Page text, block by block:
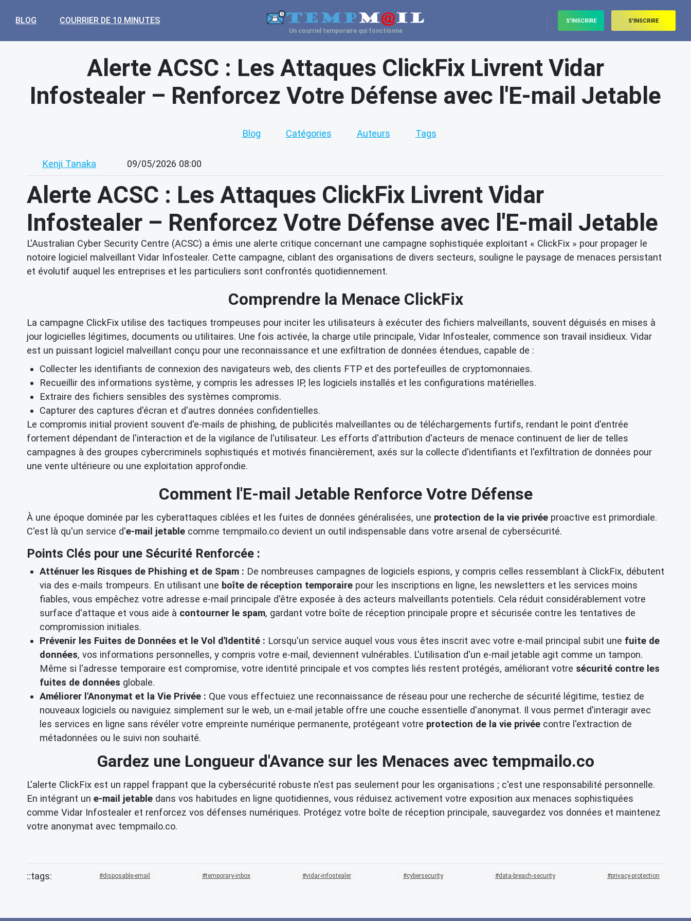
BLOG COURRIER DE 10 MINUTES
Un courriel temporaire qui fonctionne
S'INSCRIRE S'INSCRIRE
Alerte ACSC : Les Attaques ClickFix Livrent Vidar
Infostealer – Renforcez Votre Défense avec l'E-mail Jetable
Blog Catégories Auteurs Tags
Kenji Tanaka 09/05/2026 08:00
Alerte ACSC : Les Attaques ClickFix Livrent Vidar
Infostealer – Renforcez Votre Défense avec l'E-mail Jetable
L'Australian Cyber Security Centre (ACSC) a émis une alerte critique concernant une campagne sophistiquée exploitant « ClickFix » pour propager le
notoire logiciel malveillant Vidar Infostealer. Cette campagne, ciblant des organisations de divers secteurs, souligne le paysage de menaces persistant
et évolutif auquel les entreprises et les particuliers sont confrontés quotidiennement.
Comprendre la Menace ClickFix
La campagne ClickFix utilise des tactiques trompeuses pour inciter les utilisateurs à exécuter des fichiers malveillants, souvent déguisés en mises à
jour logicielles légitimes, documents ou utilitaires. Une fois activée, la charge utile principale, Vidar Infostealer, commence son travail insidieux. Vidar
est un puissant logiciel malveillant conçu pour une reconnaissance et une exfiltration de données étendues, capable de :
Collecter les identifiants de connexion des navigateurs web, des clients FTP et des portefeuilles de cryptomonnaies.
Recueillir des informations système, y compris les adresses IP, les logiciels installés et les configurations matérielles.
Extraire des fichiers sensibles des systèmes compromis.
Capturer des captures d'écran et d'autres données confidentielles.
Le compromis initial provient souvent d'e-mails de phishing, de publicités malveillantes ou de téléchargements furtifs, rendant le point d'entrée
fortement dépendant de l'interaction et de la vigilance de l'utilisateur. Les efforts d'attribution d'acteurs de menace continuent de lier de telles
campagnes à des groupes cybercriminels sophistiqués et motivés financièrement, axés sur la collecte d'identifiants et l'exfiltration de données pour
une vente ultérieure ou une exploitation approfondie.
Comment l'E-mail Jetable Renforce Votre Défense
À une époque dominée par les cyberattaques ciblées et les fuites de données généralisées, une protection de la vie privée proactive est primordiale.
C'est là qu'un service d'e-mail jetable comme tempmailo.co devient un outil indispensable dans votre arsenal de cybersécurité.
Points Clés pour une Sécurité Renforcée :
Atténuer les Risques de Phishing et de Spam : De nombreuses campagnes de logiciels espions, y compris celles ressemblant à ClickFix, débutent
via des e-mails trompeurs. En utilisant une boîte de réception temporaire pour les inscriptions en ligne, les newsletters et les services moins
fiables, vous empêchez votre adresse e-mail principale d'être exposée à des acteurs malveillants potentiels. Cela réduit considérablement votre
surface d'attaque et vous aide à contourner le spam, gardant votre boîte de réception principale propre et sécurisée contre les tentatives de
compromission initiales.
Prévenir les Fuites de Données et le Vol d'Identité : Lorsqu'un service auquel vous vous êtes inscrit avec votre e-mail principal subit une fuite de
données, vos informations personnelles, y compris votre e-mail, deviennent vulnérables. L'utilisation d'un e-mail jetable agit comme un tampon.
Même si l'adresse temporaire est compromise, votre identité principale et vos comptes liés restent protégés, améliorant votre sécurité contre les
fuites de données globale.
Améliorer l'Anonymat et la Vie Privée : Que vous effectuiez une reconnaissance de réseau pour une recherche de sécurité légitime, testiez de
nouveaux logiciels ou naviguiez simplement sur le web, un e-mail jetable offre une couche essentielle d'anonymat. Il vous permet d'interagir avec
les services en ligne sans révéler votre empreinte numérique permanente, protégeant votre protection de la vie privée contre l'extraction de
métadonnées ou le suivi non souhaité.
Gardez une Longueur d'Avance sur les Menaces avec tempmailo.co
L'alerte ClickFix est un rappel frappant que la cybersécurité robuste n'est pas seulement pour les organisations ; c'est une responsabilité personnelle.
En intégrant un e-mail jetable dans vos habitudes en ligne quotidiennes, vous réduisez activement votre exposition aux menaces sophistiquées
comme Vidar Infostealer et renforcez vos défenses numériques. Protégez votre boîte de réception principale, sauvegardez vos données et maintenez
votre anonymat avec tempmailo.co.
disposable-email temporary-inbox vidar-infostealer cybersecurity data-breach-security privacy-protection